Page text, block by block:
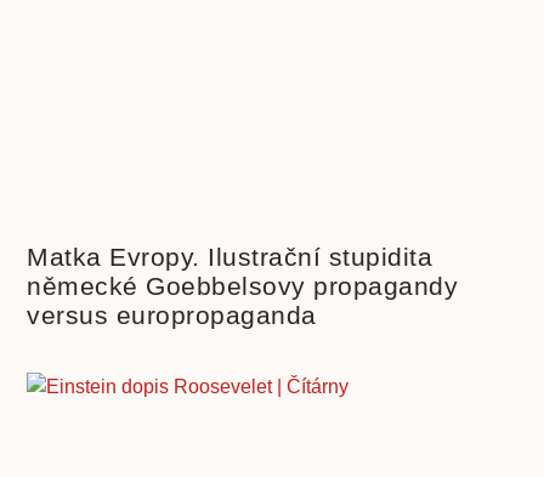
Matka Evropy. Ilustrační stupidita
německé Goebbelsovy propagandy
versus europropaganda